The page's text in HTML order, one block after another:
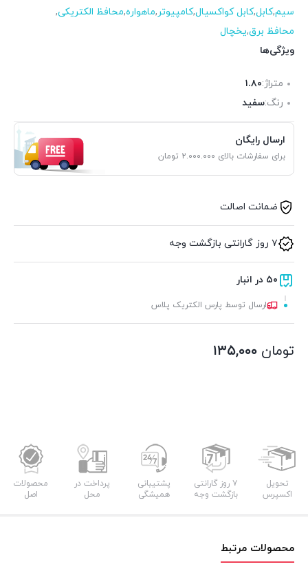
سیم,کابل,کابل کواکسیال,کامپیوتر,ماهواره,محافظ الکتریکی,
محافظ برق,یخچال
ویژگی‌ها
متراژ:۱.۸۰
رنگ:سفید
ارسال رایگان
برای سفارشات بالای ۲.۰۰۰.۰۰۰ تومان
ضمانت اصالت
۷ روز گارانتی بازگشت وجه
۵۰ در انبار
ارسال توسط پارس الکتریک پلاس
تومان
تحویل
اکسپرس
۷ روز گارانتی
بازگشت وجه
پشتیبانی
همیشگی
پرداخت در
محل
محصولات
اصل
محصولات مرتبط